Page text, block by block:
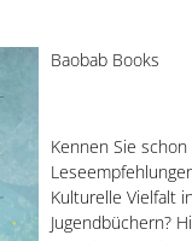
Baobab Books
Kennen Sie schon
Kulturelle Vielfalt
Jugendbüchern?